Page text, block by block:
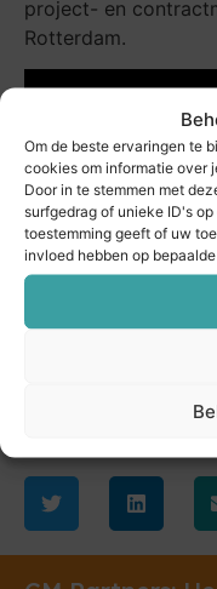
Om de beste ervaringen te
cookies om informatie over
Door in te stemmen met
surfgedrag of unieke ID's
toestemming geeft of uw
invloed hebben op
project- en
Rotterdam.